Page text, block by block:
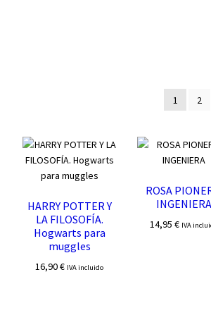
1 2
HARRY POTTER Y
LA FILOSOFÍA.
Hogwarts para
muggles
16,90€ IVA incluido
ROSA
INGENIERA
14,95€ IVA